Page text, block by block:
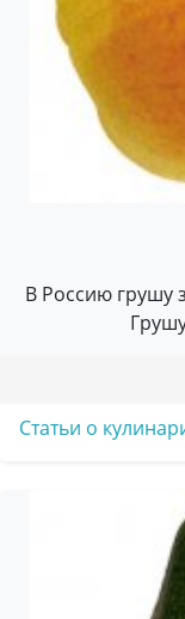
В Россию грушу
Статьи о